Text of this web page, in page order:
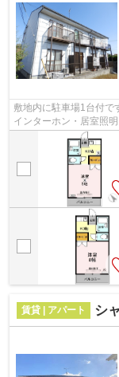
敷地内に駐車場1台付で
インターホン・居室照
賃貸 | アパート シ